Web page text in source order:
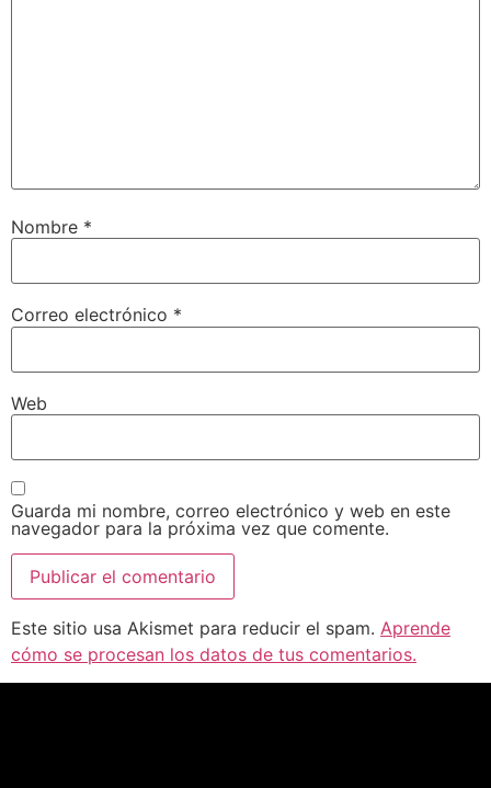
Nombre *
Correo electrónico *
Web
Guarda mi nombre, correo electrónico y web en este
navegador para la próxima vez que comente.
Este sitio usa Akismet para reducir el spam. Aprende
cómo se procesan los datos de tus comentarios.